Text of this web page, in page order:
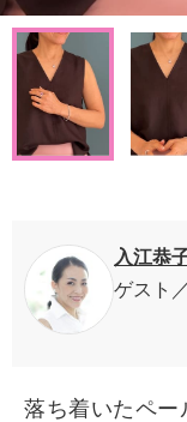
入江恭
ゲスト
落ち着いたペー